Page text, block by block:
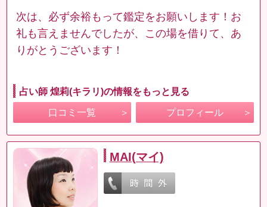
次は、必ず余裕もって鑑定をお願いします！お
礼も言えませんでしたが、この場を借りて、あ
りがとうございます！
占い師 煌莉(キラリ)の情報をもっと見る
口コミ一覧 プロフィール
MAI(マイ)